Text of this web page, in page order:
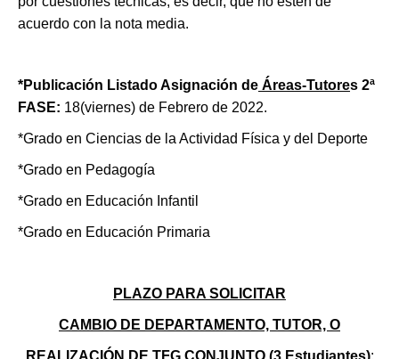
acuerdo con la nota media.
*Publicación Listado Asignación de Áreas-Tutores 2ª
FASE: 18(viernes) de Febrero de 2022.
*Grado en Ciencias de la Actividad Física y del Deporte
*Grado en Pedagogía
*Grado en Educación Infantil
*Grado en Educación Primaria
PLAZO PARA SOLICITAR
CAMBIO DE DEPARTAMENTO, TUTOR, O
REALIZACIÓN DE TFG CONJUNTO (3 Estudiantes):